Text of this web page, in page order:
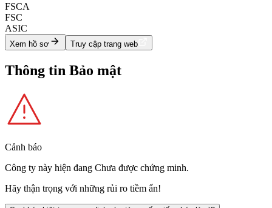
FSCA
FSC
ASIC
Xem hồ sơ Truy cập trang web
Thông tin Bảo mật
Cảnh báo
Công ty này hiện đang Chưa được chứng minh.
Hãy thận trọng với những rủi ro tiềm ẩn!